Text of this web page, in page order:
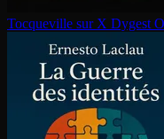
Tocqueville sur X Dygest